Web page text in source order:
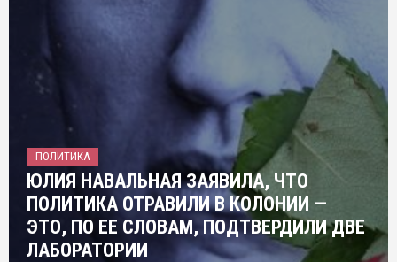
ПОЛИТИКА
ЮЛИЯ НАВАЛЬНАЯ ЗАЯВИЛА, ЧТО
ПОЛИТИКА ОТРАВИЛИ В КОЛОНИИ —
ЭТО, ПО ЕЕ СЛОВАМ, ПОДТВЕРДИЛИ ДВЕ
ЛАБОРАТОРИИ